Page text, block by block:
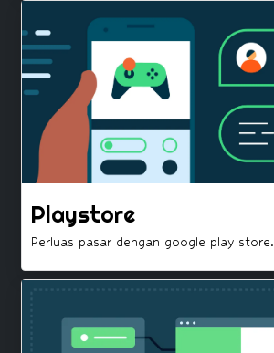
Playstore
Perluas pasar dengan google play store.